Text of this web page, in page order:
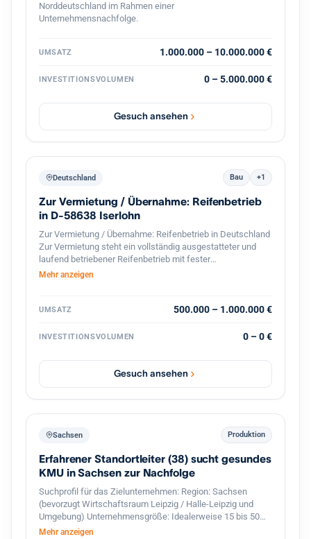
Norddeutschland im Rahmen einer
Unternehmensnachfolge.
UMSATZ 1.000.000 – 10.000.000 €
INVESTITIONSVOLUMEN 0 – 5.000.000 €
Gesuch ansehen
Deutschland Bau +1
Zur Vermietung / Übernahme: Reifenbetrieb
in D-58638 Iserlohn
Zur Vermietung / Übernahme: Reifenbetrieb in Deutschland
Zur Vermietung steht ein vollständig ausgestatteter und
laufend betriebener Reifenbetrieb mit fester
Kundenstruktur und etabliertem Geschäftsbetrieb. Der
ist komplett ausgestattet und sofort betriebsbereit.
Reifenmontage und Service aller Fahrzeugtypen(LKWs
auch Lkw problemlos einfahren können Hebebühnen und
professionelles Equipment für Fahrzeuge Bestehender
Kundenstamm und laufender Geschäftsbetrieb Gute Lage
sowie Zugang zum bestehenden Kundenstamm angeboten,
um einen reibungslosen Übergang und stabile Umsätze
sicherzustellen. Der Betrieb eignet sich ideal für Fachkräfte
oder Unternehmer im Reifen- und Kfz-Servicebereich, die
Mehr anzeigen
UMSATZ 500.000 – 1.000.000 €
INVESTITIONSVOLUMEN 0 – 0 €
Gesuch ansehen
Sachsen Produktion
Erfahrener Standortleiter (38) sucht gesundes
KMU in Sachsen zur Nachfolge
Suchprofil für das Zielunternehmen: Region: Sachsen
(bevorzugt Wirtschaftsraum Leipzig / Halle-Leipzig und
Umgebung) Unternehmensgröße: Idealerweise 15 bis 50
Mitarbeiter mit einer funktionierenden zweiten
Mehr anzeigen